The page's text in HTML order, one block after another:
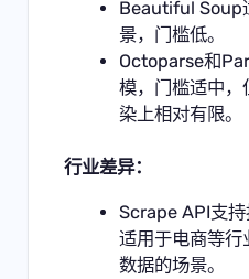
Beautiful Soup
景，门槛低。
Octoparse和
模，门槛适中
染上相对有限。
行业差异：
Scrape API支持
适用于电商等行
数据的场景。